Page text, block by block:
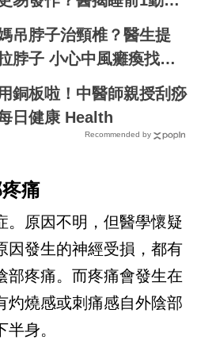
吊脖子治頸椎？醫生提
脖子 小心中風癱瘓找上
銅板啦！中醫師親授刮痧
日健康 Health
Recommended by
痛
。原因不明，但醫學懷疑
因發生的神經受損，都有
部疼痛。而疼痛會發生在
灼燒感或刺痛感自外陰部
身。